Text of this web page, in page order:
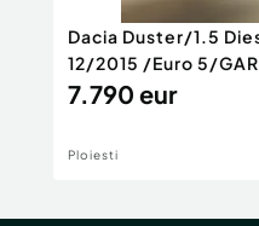
Dacia Duster/1.5
12/2015 /Euro 5/
7.790 eur
Ploiesti